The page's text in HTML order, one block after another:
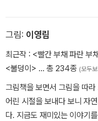
여기며 즐겁게 글을 쓰는 사람이 되고 싶
소설 《나는 진짜 나일까》, 동
니》, 《녹두꽃 바람 불 적에》,
그림: 이영림
최근작 : <빨간 부채 파란 부
<불덩이> … 총 234종 (모두
그림책을 보면서 그림을 따
어린 시절을 보내다 보니 자
다. 지금도 재미있는 이야기